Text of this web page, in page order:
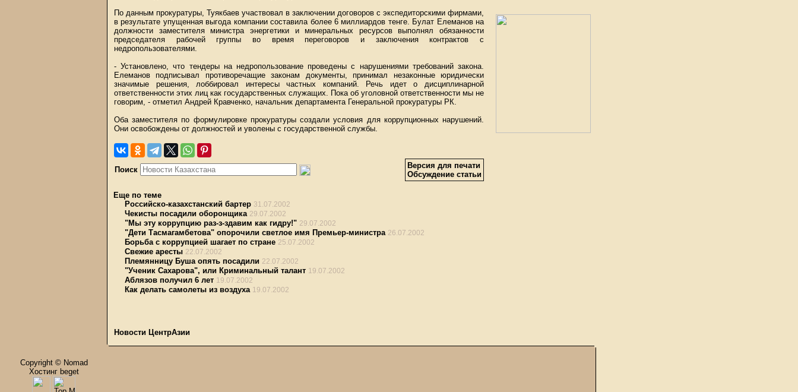
По данным прокуратуры, Туякбаев участвовал в заключении договоров с экспедиторскими фирмами,
в результате упущенная выгода компании составила более 6 миллиардов тенге. Булат Елеманов на
должности заместителя министра энергетики и минеральных ресурсов выполнял обязанности
председателя рабочей группы во время переговоров и заключения контрактов с
недропользователями.
- Установлено, что тендеры на недропользование проведены с нарушениями требований закона.
Елеманов подписывал противоречащие законам документы, принимал незаконные юридически
значимые решения, лоббировал интересы частных компаний. Речь идет о дисциплинарной
ответственности этих лиц как государственных служащих. Пока об уголовной ответственности мы не
говорим, - отметил Андрей Кравченко, начальник департамента Генеральной прокуратуры РК.
Оба заместителя по формулировке прокуратуры создали условия для коррупционных нарушений.
Они освобождены от должностей и уволены с государственной службы.
Поиск
Версия для печати
Обсуждение статьи
Еще по теме
Российско-казахстанский бартер 31.07.2002
Чекисты посадили оборонщика 29.07.2002
"Мы эту коррупцию раз-з-здавим как гидру!" 29.07.2002
"Дети Тасмагамбетова" опорочили светлое имя Премьер-министра 26.07.2002
Борьба с коррупцией шагает по стране 25.07.2002
Свежие аресты 22.07.2002
Племянницу Буша опять посадили 22.07.2002
"Ученик Сахарова", или Криминальный талант 19.07.2002
Аблязов получил 6 лет 19.07.2002
Как делать самолеты из воздуха 19.07.2002
Новости ЦентрАзии
Copyright © Nomad
Хостинг beget